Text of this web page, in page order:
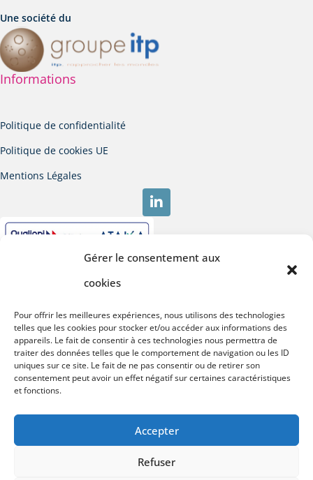
Gérer le consentement aux
cookies
Pour offrir les meilleures expériences, nous utilisons des technologies
telles que les cookies pour stocker et/ou accéder aux informations des
appareils. Le fait de consentir à ces technologies nous permettra de
traiter des données telles que le comportement de navigation ou les ID
uniques sur ce site. Le fait de ne pas consentir ou de retirer son
consentement peut avoir un effet négatif sur certaines caractéristiques
et fonctions.
Accepter
Refuser
Une société du
Informations
Politique de confidentialité
Politique de cookies UE
Mentions Légales